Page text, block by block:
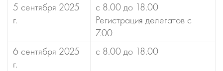
5 сентября 2025
г.
с 8.00 до 18.00
Регистрация делегатов с
7.00
6 сентября 2025
г.
с 8.00 до 18.00